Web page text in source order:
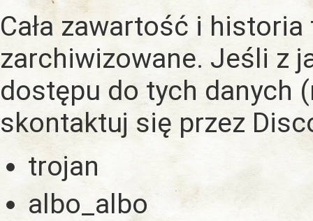
Cała zawartość i historia
zarchiwizowane. Jeśli z
dostępu do tych danych
skontaktuj się przez
trojan
albo_albo